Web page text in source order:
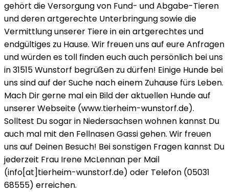
gehört die Versorgung von Fund- und Abgabe-Tieren
und deren artgerechte Unterbringung sowie die
Vermittlung unserer Tiere in ein artgerechtes und
endgültiges zu Hause. Wir freuen uns auf eure Anfragen
und würden es toll finden euch auch persönlich bei uns
in 31515 Wunstorf begrüßen zu dürfen! Einige Hunde bei
uns sind auf der Suche nach einem Zuhause fürs Leben.
Mach Dir gerne mal ein Bild der aktuellen Hunde auf
unserer Webseite (www.tierheim-wunstorf.de).
Solltest Du sogar in Niedersachsen wohnen kannst Du
auch mal mit den Fellnasen Gassi gehen. Wir freuen
uns auf Deinen Besuch! Bei sonstigen Fragen kannst Du
jederzeit Frau Irene McLennan per Mail
(info[at]tierheim-wunstorf.de) oder Telefon (05031
68555) erreichen.